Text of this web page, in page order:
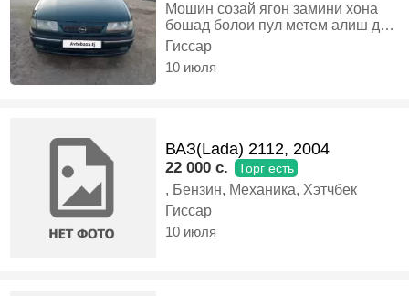
Мошин созай ягон замини хона
бошад болои пул метем алиш дар
Хисор, Газ-бензин, Механика,
Седан
Гиссар
10 июля
ВАЗ(Lada) 2112, 2004
22 000 c. Торг есть
, Бензин, Механика, Хэтчбек
Гиссар
10 июля